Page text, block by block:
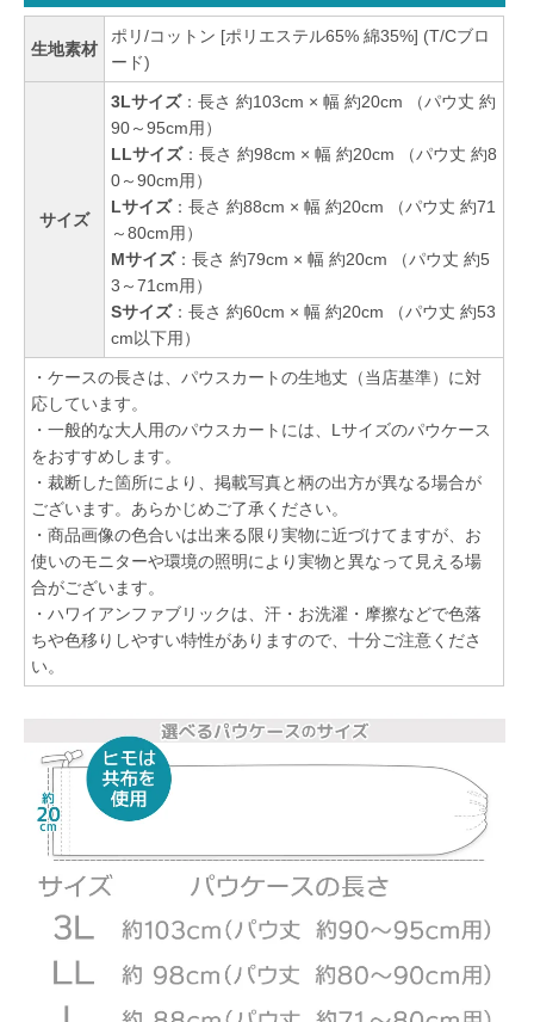
生地素材
ポリ/コットン [ポリエステル65% 綿35%] (T/Cブロ
ード)
サイズ
3Lサイズ：長さ 約103cm × 幅 約20cm （パウ丈 約
90～95cm用）
LLサイズ：長さ 約98cm × 幅 約20cm （パウ丈 約8
0～90cm用）
Lサイズ：長さ 約88cm × 幅 約20cm （パウ丈 約71
～80cm用）
Mサイズ：長さ 約79cm × 幅 約20cm （パウ丈 約5
3～71cm用）
Sサイズ：長さ 約60cm × 幅 約20cm （パウ丈 約53
cm以下用）
・ケースの長さは、パウスカートの生地丈（当店基準）に対
応しています。
・一般的な大人用のパウスカートには、Lサイズのパウケース
をおすすめします。
・裁断した箇所により、掲載写真と柄の出方が異なる場合が
ございます。あらかじめご了承ください。
・商品画像の色合いは出来る限り実物に近づけてますが、お
使いのモニターや環境の照明により実物と異なって見える場
合がございます。
・ハワイアンファブリックは、汗・お洗濯・摩擦などで色落
ちや色移りしやすい特性がありますので、十分ご注意くださ
い。